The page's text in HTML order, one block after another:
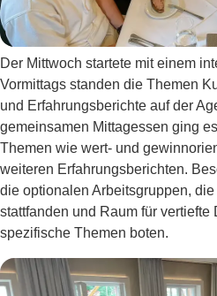
Der Mittwoch startete mit einem
Vormittags standen die Themen
und Erfahrungsberichte auf der
gemeinsamen Mittagessen ging
Themen wie wert- und
weiteren Erfahrungsberichten.
die optionalen Arbeitsgruppen,
stattfanden und Raum für vertiefte
spezifische Themen boten.